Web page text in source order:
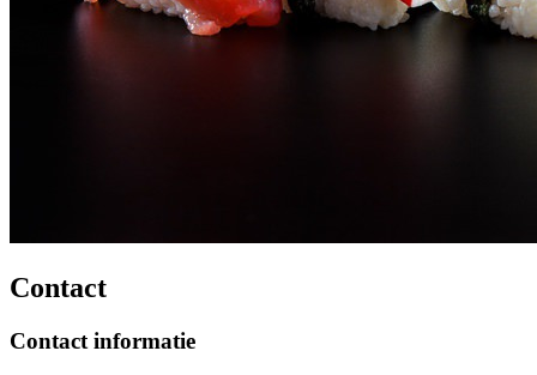
Contact
Contact informatie